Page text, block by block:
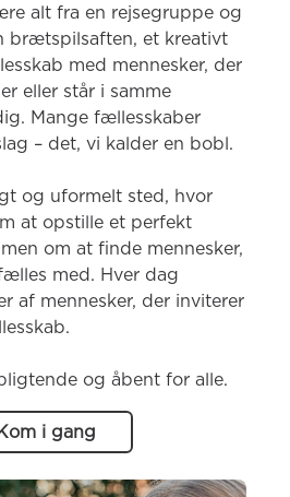
alt fra en rejsegruppe og
brætspilsaften, et kreativt
med mennesker, der
eller står i samme
Mange fællesskaber
– det, vi kalder en bobl.
og uformelt sted, hvor
at opstille et perfekt
om at finde mennesker,
med. Hver dag
af mennesker, der inviterer
og åbent for alle.
i gang